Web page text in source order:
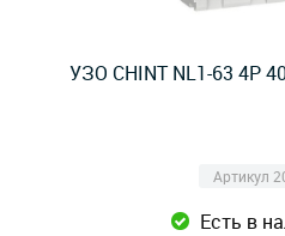
УЗО CHINT NL1-63 4P
Артикул
Есть в